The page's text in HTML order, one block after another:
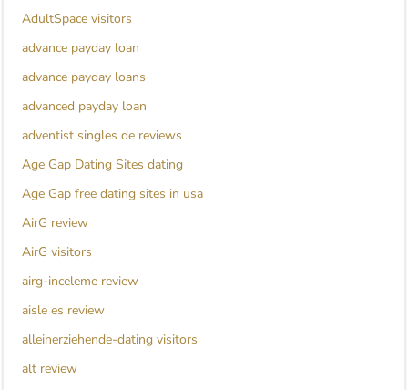
AdultSpace visitors
advance payday loan
advance payday loans
advanced payday loan
adventist singles de reviews
Age Gap Dating Sites dating
Age Gap free dating sites in usa
AirG review
AirG visitors
airg-inceleme review
aisle es review
alleinerziehende-dating visitors
alt review